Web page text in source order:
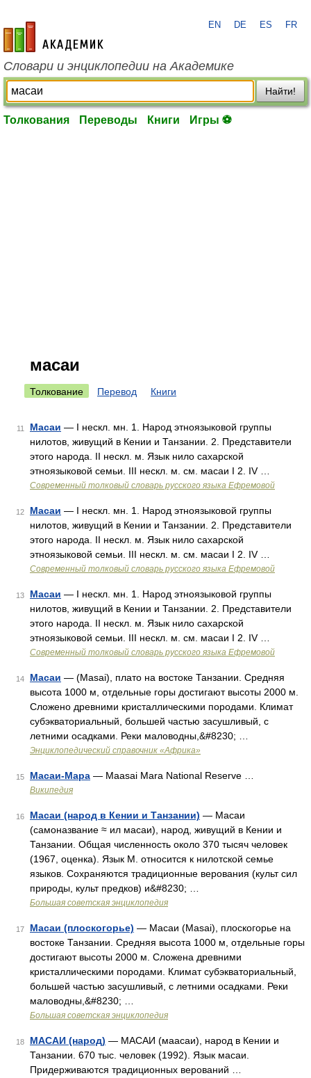
academic.ru
EN DE ES FR
Словари и энциклопедии на Академике
Найти!
Толкования Переводы Книги Игры ⚽
масаи
Толкование Перевод Книги
11 Масаи — I нескл. мн. 1. Народ этноязыковой группы
нилотов, живущий в Кении и Танзании. 2. Представители
этого народа. II нескл. м. Язык нило сахарской
этноязыковой семьи. III нескл. м. см. масаи I 2. IV …
Современный толковый словарь русского языка Ефремовой
12 Масаи — I нескл. мн. 1. Народ этноязыковой группы
нилотов, живущий в Кении и Танзании. 2. Представители
этого народа. II нескл. м. Язык нило сахарской
этноязыковой семьи. III нескл. м. см. масаи I 2. IV …
Современный толковый словарь русского языка Ефремовой
13 Масаи — I нескл. мн. 1. Народ этноязыковой группы
нилотов, живущий в Кении и Танзании. 2. Представители
этого народа. II нескл. м. Язык нило сахарской
этноязыковой семьи. III нескл. м. см. масаи I 2. IV …
Современный толковый словарь русского языка Ефремовой
14 Масаи — (Masai), плато на востоке Танзании. Средняя
высота 1000 м, отдельные горы достигают высоты 2000 м.
Сложено древними кристаллическими породами. Климат
субэкваториальный, большей частью засушливый, с
летними осадками. Реки маловодны,&#8230; …
Энциклопедический справочник «Африка»
15 Масаи-Мара — Maasai Mara National Reserve …
Википедия
16 Масаи (народ в Кении и Танзании) — Масаи
(самоназвание ≈ ил масаи), народ, живущий в Кении и
Танзании. Общая численность около 370 тысяч человек
(1967, оценка). Язык М. относится к нилотской семье
языков. Сохраняются традиционные верования (культ сил
природы, культ предков) и&#8230; …
Большая советская энциклопедия
17 Масаи (плоскогорье) — Масаи (Masai), плоскогорье на
востоке Танзании. Средняя высота 1000 м, отдельные горы
достигают высоты 2000 м. Сложена древними
кристаллическими породами. Климат субэкваториальный,
большей частью засушливый, с летними осадками. Реки
маловодны,&#8230; …
Большая советская энциклопедия
18 МАСАИ (народ) — МАСАИ (маасаи), народ в Кении и
Танзании. 670 тыс. человек (1992). Язык масаи.
Придерживаются традиционных верований …